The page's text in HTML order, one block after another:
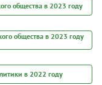
общества в 2023 году
общества в 2023 году
в 2022 году